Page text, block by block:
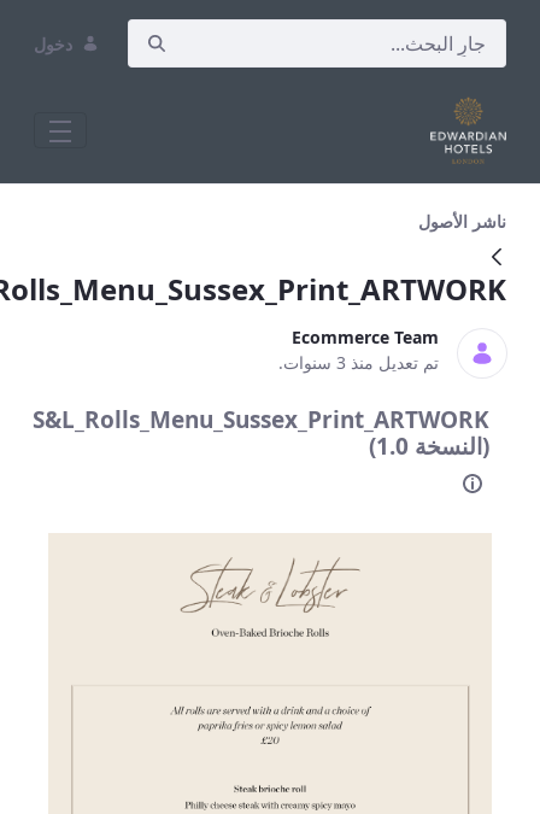
Ecommerce Team
تم تعديل منذ 3 سنوات.
1.0)